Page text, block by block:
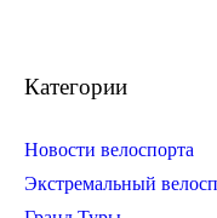
Категории
Новости велоспорта
Экстремальный